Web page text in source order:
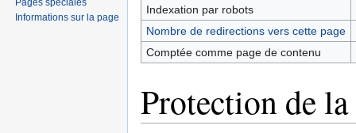
Indexation par robots
Nombre de redirections vers cette page
Comptée comme page de contenu
Protection de la
Pages spéciales
Informations sur la page